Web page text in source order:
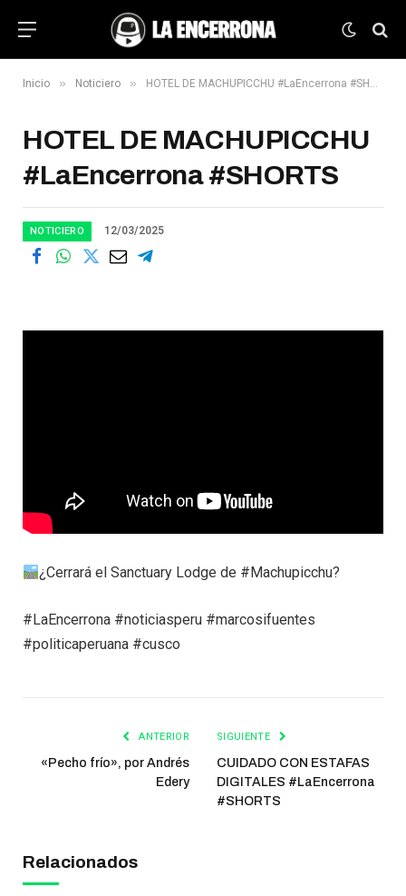
Inicio » Noticiero » HOTEL DE MACHUPICCHU #LaEncerrona #SHORTS
HOTEL DE MACHUPICCHU
#LaEncerrona #SHORTS
NOTICIERO 12/03/2025
¿Cerrará el Sanctuary Lodge de #Machupicchu?
#LaEncerrona #noticiasperu #marcosifuentes
#politicaperuana #cusco
ANTERIOR
«Pecho frío», por Andrés
Edery
SIGUIENTE
CUIDADO CON ESTAFAS
DIGITALES #LaEncerrona
#SHORTS
Relacionados